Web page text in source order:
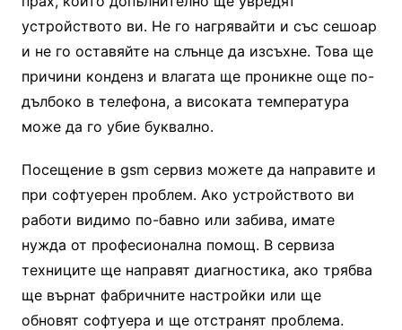
устройството ви. Не го нагрявайти и със сешоар
и не го оставяйте на слънце да изсъхне. Това ще
причини конденз и влагата ще проникне още по-
дълбоко в телефона, а високата температура
може да го убие буквално.
Посещение в gsm сервиз можете да направите и
при софтуерен проблем. Ако устройството ви
работи видимо по-бавно или забива, имате
нужда от професионална помощ. В сервиза
техниците ще направят диагностика, ако трябва
ще върнат фабричните настройки или ще
обновят софтуера и ще отстранят проблема.